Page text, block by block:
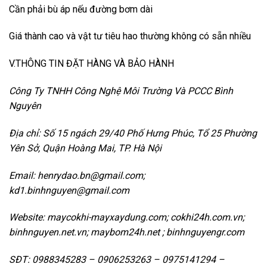
Cần phải bù áp nếu đường bơm dài
Giá thành cao và vật tư tiêu hao thường không có sẵn nhiều
V.THÔNG TIN ĐẶT HÀNG VÀ BẢO HÀNH
Công Ty TNHH Công Nghệ Môi Trường Và PCCC Bình
Nguyên
Địa chỉ: Số 15 ngách 29/40 Phố Hưng Phúc, Tổ 25 Phường
Yên Sở, Quận Hoàng Mai, TP. Hà Nội
Email: henrydao.bn@gmail.com;
kd1.binhnguyen@gmail.com
Website: maycokhi-mayxaydung.com; cokhi24h.com.vn;
binhnguyen.net.vn; maybom24h.net ; binhnguyengr.com
SĐT: 0988345283 – 0906253263 – 0975141294 –